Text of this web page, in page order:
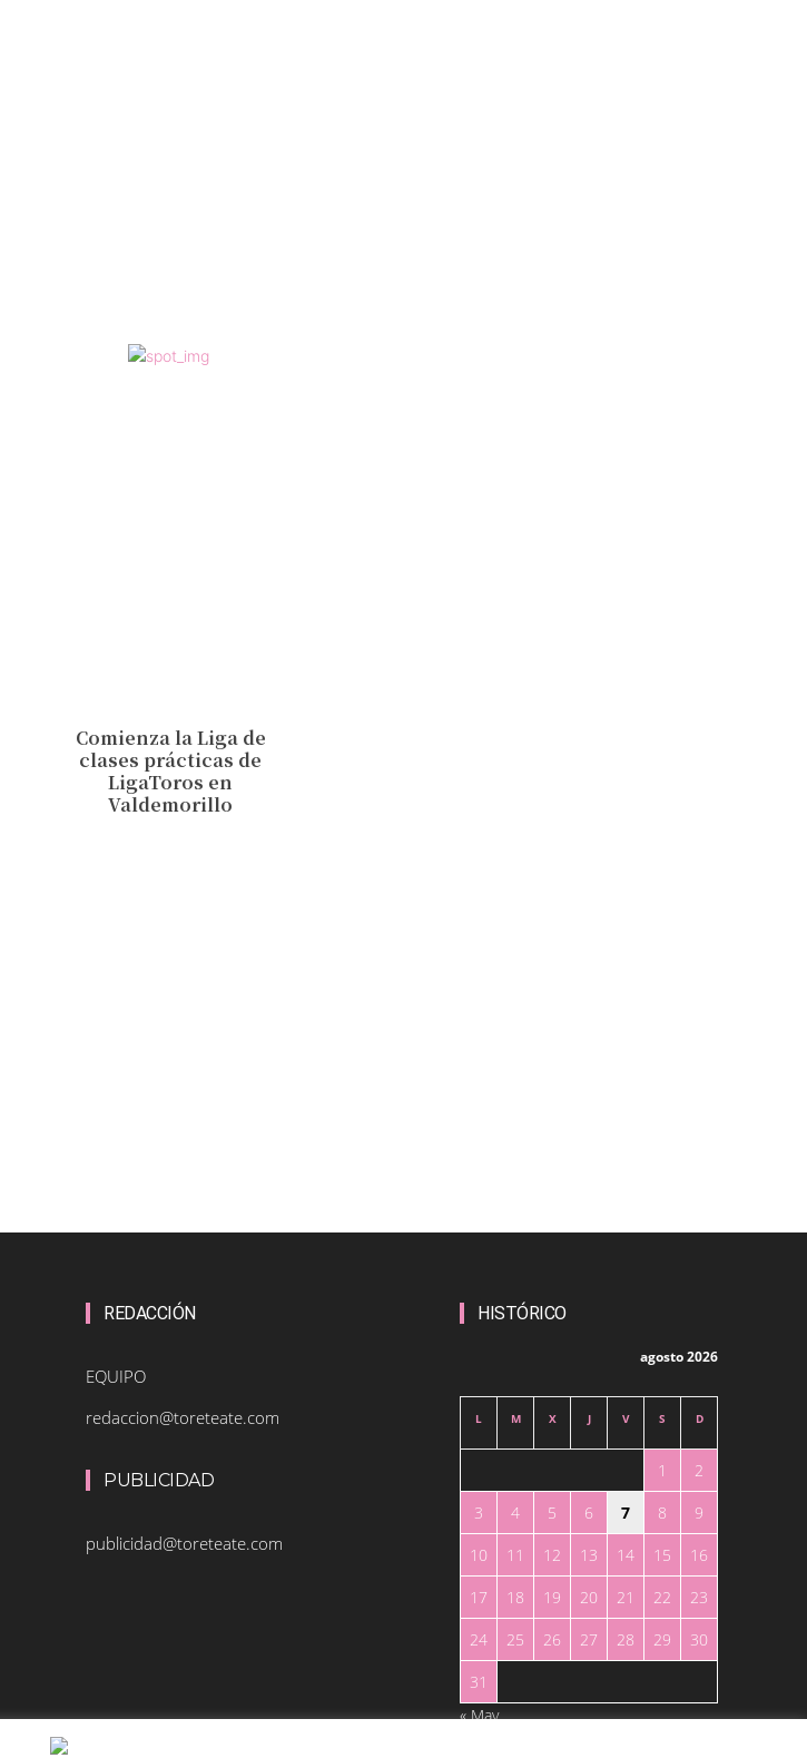
Comienza la Liga de
clases prácticas de
LigaToros en
Valdemorillo
REDACCIÓN
EQUIPO
redaccion@toreteate.com
PUBLICIDAD
publicidad@toreteate.com
HISTÓRICO
agosto 2026
L M X J V S D
1
2
3
4 5 6 7 8
9
10
11 12 13 14 15
16
17
18 19 20 21 22
23
24
25 26 27 28 29
30
31
« May